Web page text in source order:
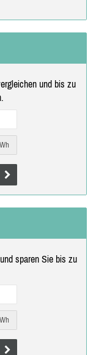
und bis zu
sparen Sie bis zu